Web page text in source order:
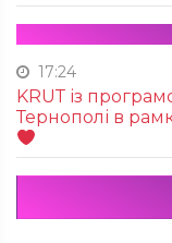
17:24
KRUТ із
Тернополі в